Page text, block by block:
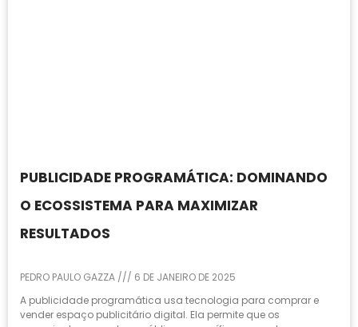
PUBLICIDADE PROGRAMÁTICA: DOMINANDO
O ECOSSISTEMA PARA MAXIMIZAR
RESULTADOS
PEDRO PAULO GAZZA
6 DE JANEIRO DE 2025
A publicidade programática usa tecnologia para comprar e
vender espaço publicitário digital. Ela permite que os